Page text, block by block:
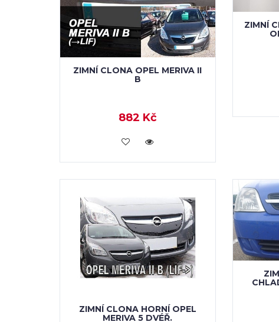
ZIMNÍ CLONA OPEL MERIVA II
B
882 Kč
KOUPIT
ZIMNÍ
ZIMNÍ CLONA HORNÍ OPEL
MERIVA 5 DVÉŘ.